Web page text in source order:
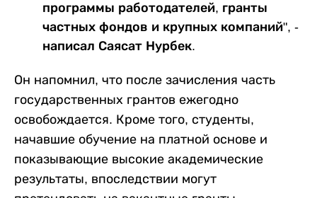
программы работодателей, гранты
частных фондов и крупных компаний", -
написал Саясат Нурбек.
Он напомнил, что после зачисления часть
государственных грантов ежегодно
освобождается. Кроме того, студенты,
начавшие обучение на платной основе и
показывающие высокие академические
результаты, впоследствии могут